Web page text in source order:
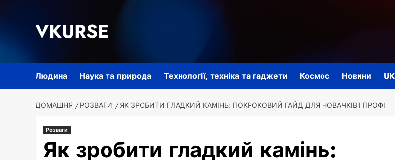
VKURSE
Людина Наука та природа Технології, техніка та гаджети Космос Новини UK
ДОМАШНЯ РОЗВАГИ ЯК ЗРОБИТИ ГЛАДКИЙ КАМІНЬ: ПОКРОКОВИЙ ГАЙД ДЛЯ НОВАЧКІВ І ПРОФІ
Розваги
Як зробити гладкий камінь: